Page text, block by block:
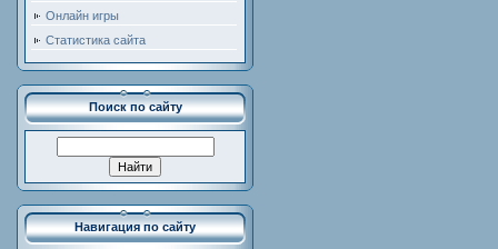
Онлайн игры
Статистика сайта
Поиск по сайту
Навигация по сайту